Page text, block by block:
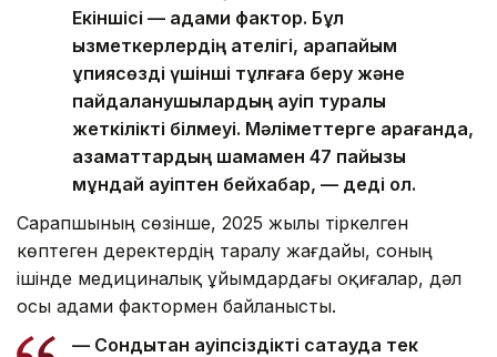
Екіншісі — адами фактор. Бұл
қызметкерлердің қателігі, қарапайым
құпиясөзді үшінші тұлғаға беру және
пайдаланушылардың қауіп туралы
жеткілікті білмеуі. Мәліметтерге қарағанда,
азаматтардың шамамен 47 пайызы
мұндай қауіптен бейхабар, — деді ол.
Сарапшының сөзінше, 2025 жылы тіркелген
көптеген деректердің таралу жағдайы, соның
ішінде медициналық ұйымдардағы оқиғалар, дәл
осы адами фактормен байланысты.
— Сондықтан қауіпсіздікті сақтауда тек